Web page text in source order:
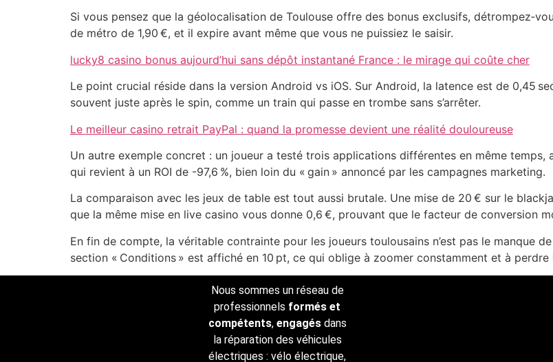
Si vous pensez que la géolocalisation de Toulouse offre des bonus exclusifs,
de métro de 1,90 €, et il expire avant même que vous ne puissiez le saisir.
lucky8 casino bonus aujourd’hui sans dépôt instantané France : le mirage qui coûte cher
Le point crucial réside dans la version Android vs iOS. Sur Android, la latence est de 0,45
souvent juste après le spin, comme un train qui passe en trombe sans s’arrêter.
Le meilleur casino retrait PayPal : quand la promesse devient une réalité douloureuse
Un autre exemple concret : un joueur a testé trois applications différentes en même
qui revient à un ROI de -97,6 %, bien loin du « gain » annoncé par les campagnes marketing.
La comparaison avec les jeux de table est tout aussi brutale. Une mise de 20 € sur le
que la même mise en live casino vous donne 0,6 €, prouvant que le facteur de conversion
En fin de compte, la véritable contrainte pour les joueurs toulousains n’est pas le manque
section « Conditions » est affiché en 10 pt, ce qui oblige à zoomer constamment et à perdre
Nous sommes un réseau de
professionnels formés et
compétents, engagésdans
la réparation des véhicules
électriques : vélo électrique,